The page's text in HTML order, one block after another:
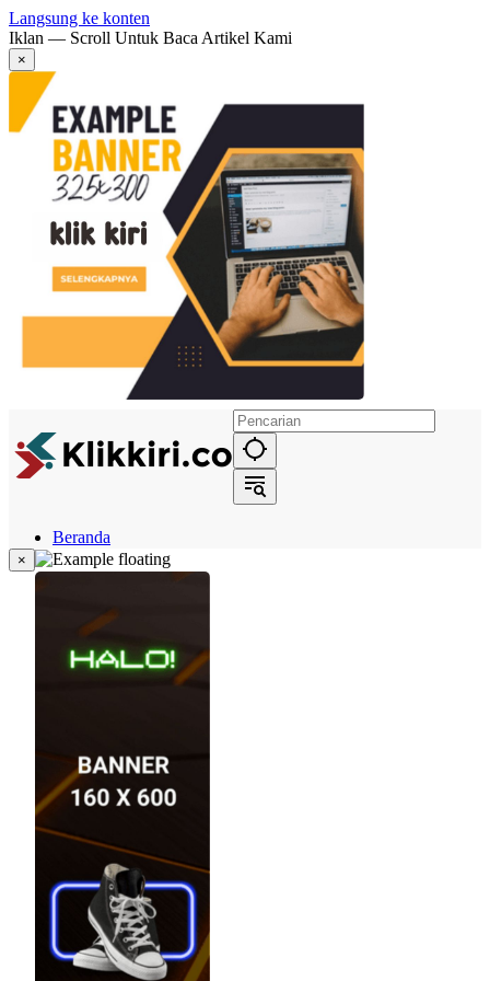
Langsung ke konten
Iklan — Scroll Untuk Baca Artikel Kami
×
Beranda
Hukum
Berita
Narasi
Daerah
Metropolis
Eksekutif
×